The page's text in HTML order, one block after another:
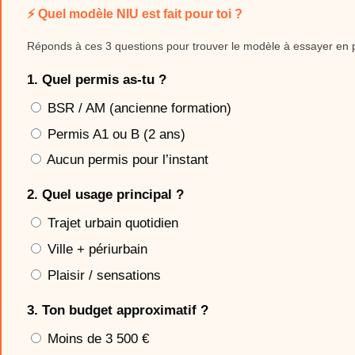
⚡ Quel modèle NIU est fait pour toi ?
Réponds à ces 3 questions pour trouver le modèle à essayer en
1. Quel permis as-tu ?
BSR / AM (ancienne formation)
Permis A1 ou B (2 ans)
Aucun permis pour l’instant
2. Quel usage principal ?
Trajet urbain quotidien
Ville + périurbain
Plaisir / sensations
3. Ton budget approximatif ?
Moins de 3 500 €